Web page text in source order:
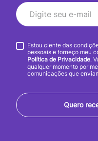
Quero
Estou ciente das
pessoais e forneço meu
Política de Privacidade.
qualquer momento por
comunicações que